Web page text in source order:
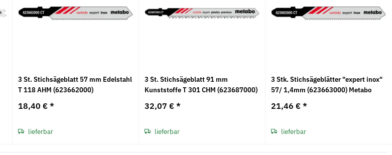
3 St. Stichsägeblatt 57 mm Edelstahl
T 118 AHM (623662000)
18,40 €*
lieferbar
3 St. Stichsägeblatt 91 mm
Kunststoffe T 301 CHM (623687000)
32,07 €*
lieferbar
3 Stk. Stichsägeblätter "expert inox"
57/ 1,4mm (623663000) Metabo
21,46 €*
lieferbar